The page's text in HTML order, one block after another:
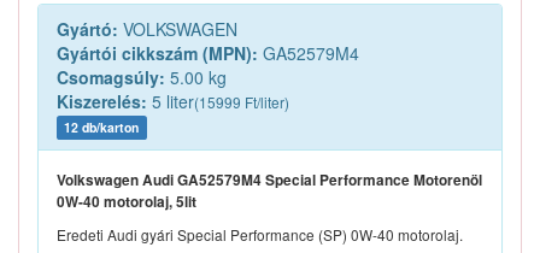
Gyártó: VOLKSWAGEN
Gyártói cikkszám (MPN): GA52579M4
Csomagsúly: 5.00 kg
Kiszerelés: 5 liter(15999 Ft/liter)
12 db/karton
Volkswagen Audi GA52579M4 Special Performance Motorenöl
0W-40 motorolaj, 5lit
Eredeti Audi gyári Special Performance (SP) 0W-40 motorolaj.